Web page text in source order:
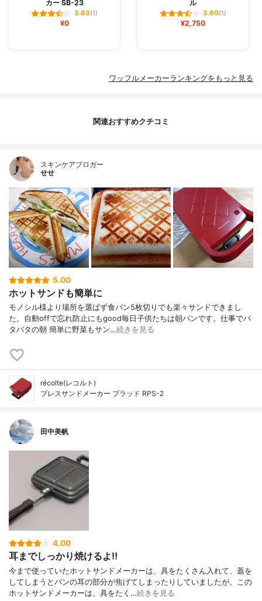
カー SB-23
3.63(1)
¥0
ル
3.60(1)
¥2,750
ワッフルメーカーランキングをもっと見る
関連おすすめクチコミ
スキンケアブロガー
せせ
5.00
ホットサンドも簡単に
モノシル様より場所を選ばず食パン5枚切りでも楽々サンドできまし
た。自動offで忘れ防止にもgood毎日子供たちは朝パンです。仕事でバ
タバタの朝 簡単に野菜もサン…続きを見る
récolte(レコルト)
プレスサンドメーカー プラッド RPS-2
田中美帆
4.00
耳までしっかり焼けるよ‼︎
今まで使っていたホットサンドメーカーは、具をたくさん入れて、蓋を
してしまうとパンの耳の部分が焦げてしまったりしていましたが、この
ホットサンドメーカーは、具をたく…続きを見る